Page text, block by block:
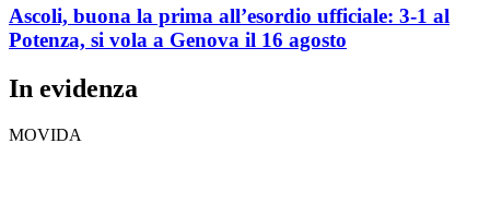
Ascoli, buona la prima all’esordio ufficiale: 3-1 al
Potenza, si vola a Genova il 16 agosto
In evidenza
MOVIDA